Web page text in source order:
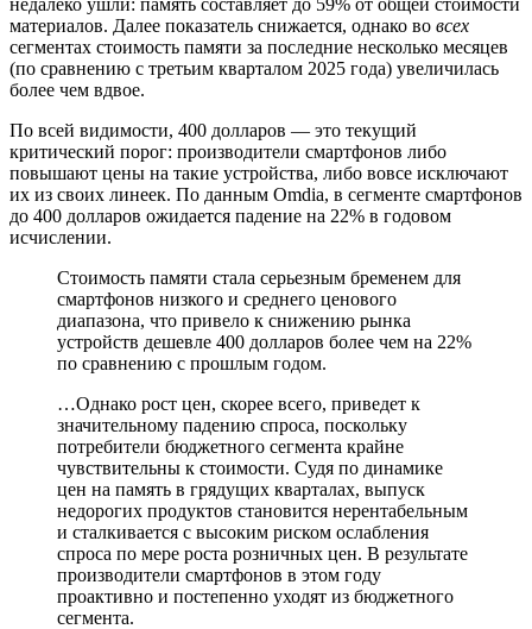
недалеко ушли: память составляет до 59% от общей стоимости
материалов. Далее показатель снижается, однако во всех
сегментах стоимость памяти за последние несколько месяцев
(по сравнению с третьим кварталом 2025 года) увеличилась
более чем вдвое.
По всей видимости, 400 долларов — это текущий
критический порог: производители смартфонов либо
повышают цены на такие устройства, либо вовсе исключают
их из своих линеек. По данным Omdia, в сегменте смартфонов
до 400 долларов ожидается падение на 22% в годовом
исчислении.
Стоимость памяти стала серьезным бременем для
смартфонов низкого и среднего ценового
диапазона, что привело к снижению рынка
устройств дешевле 400 долларов более чем на 22%
по сравнению с прошлым годом.
…Однако рост цен, скорее всего, приведет к
значительному падению спроса, поскольку
потребители бюджетного сегмента крайне
чувствительны к стоимости. Судя по динамике
цен на память в грядущих кварталах, выпуск
недорогих продуктов становится нерентабельным
и сталкивается с высоким риском ослабления
спроса по мере роста розничных цен. В результате
производители смартфонов в этом году
проактивно и постепенно уходят из бюджетного
сегмента.